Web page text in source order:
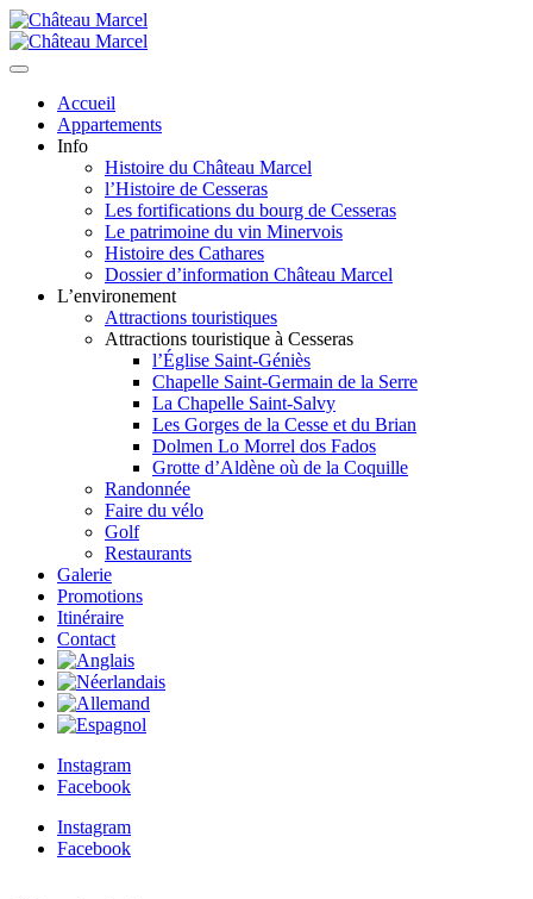
Skip
to
content
Accueil
Appartements
Info
Histoire du Château Marcel
l’Histoire de Cesseras
Les fortifications du bourg de Cesseras
Le patrimoine du vin Minervois
Histoire des Cathares
Dossier d’information Château Marcel
L’environement
Attractions touristiques
Attractions touristique à Cesseras
l’Église Saint-Géniès
Chapelle Saint-Germain de la Serre
La Chapelle Saint-Salvy
Les Gorges de la Cesse et du Brian
Dolmen Lo Morrel dos Fados
Grotte d’Aldène où de la Coquille
Randonnée
Faire du vélo
Golf
Restaurants
Galerie
Promotions
Itinéraire
Contact
Instagram
Facebook
Instagram
Facebook